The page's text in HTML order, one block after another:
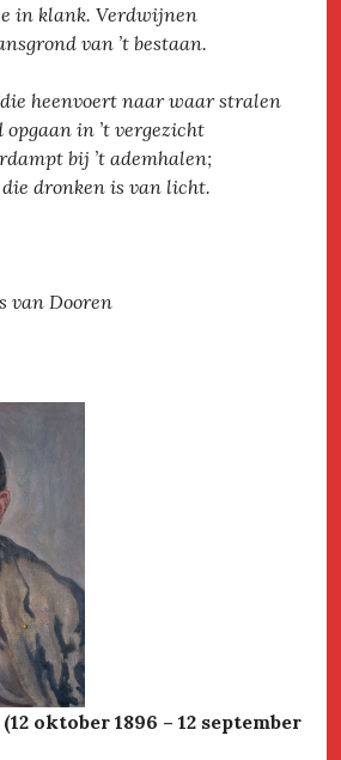
in klank. Verdwijnen
van ’t bestaan.
heenvoert naar waar stralen
in ’t vergezicht
bij ’t ademhalen;
dronken is van licht.
van Dooren
oktober 1896 – 12 september